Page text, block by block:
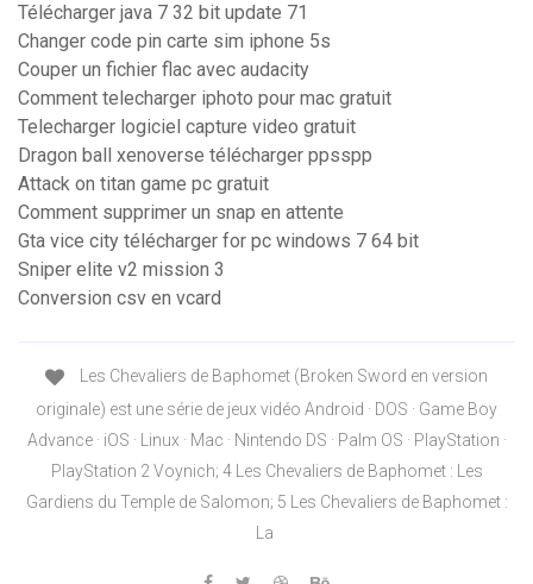
Télécharger java 7 32 bit update 71
Changer code pin carte sim iphone 5s
Couper un fichier flac avec audacity
Comment telecharger iphoto pour mac gratuit
Telecharger logiciel capture video gratuit
Dragon ball xenoverse télécharger ppsspp
Attack on titan game pc gratuit
Comment supprimer un snap en attente
Gta vice city télécharger for pc windows 7 64 bit
Sniper elite v2 mission 3
Conversion csv en vcard
Les Chevaliers de Baphomet (Broken Sword en version
originale) est une série de jeux vidéo Android · DOS · Game Boy
Advance · iOS · Linux · Mac · Nintendo DS · Palm OS · PlayStation ·
PlayStation 2 Voynich; 4 Les Chevaliers de Baphomet : Les
Gardiens du Temple de Salomon; 5 Les Chevaliers de Baphomet :
La